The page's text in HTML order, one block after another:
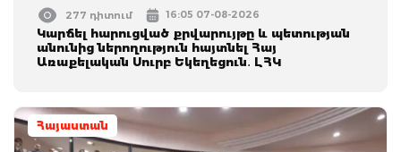
277 դիտում 16:05 07-08-2026
Կարճել հարուցված քրվարույթը և պետության
անունից ներողություն հայտնել Հայ
Առաքելական Սուրբ Եկեղեցուն․ ԼՀԿ
Հայաստան